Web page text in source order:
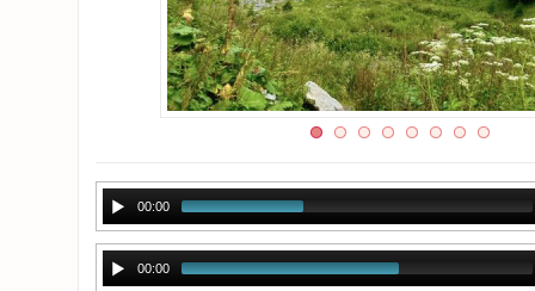
00:00
00:00